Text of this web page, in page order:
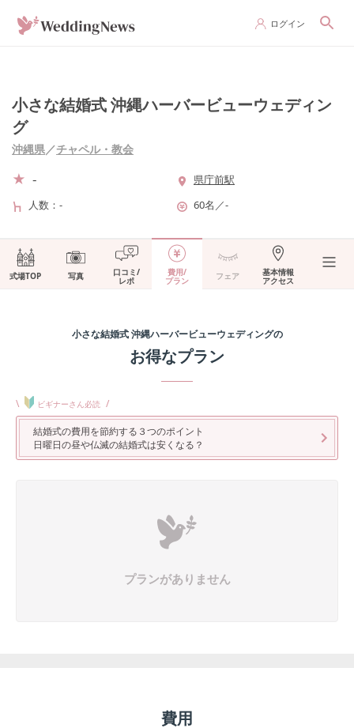
ログイン
小さな結婚式 沖縄ハーバービューウェディン
グ
沖縄県／チャペル・教会
-
県庁前駅
人数
- 60名 ／-
式場TOP 写真 口コミ/
レポ
費用/
プラン フェア 基本情報
アクセス
小さな結婚式 沖縄ハーバービューウェディングの
お得なプラン
\ ビギナーさん必読 /
結婚式の費用を節約する３つのポイント
日曜日の昼や仏滅の結婚式は安くなる？
プランがありません
費用